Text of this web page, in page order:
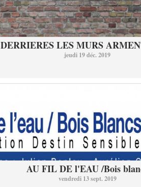
DERRIERES LES MURS
jeudi 19 déc. 2019
AU FIL DE l'EAU /Bois
vendredi 13 sept. 2019